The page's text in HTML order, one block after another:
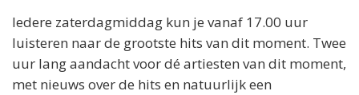
Iedere zaterdagmiddag kun je vanaf 17.00 uur
luisteren naar de grootste hits van dit moment. Twee
uur lang aandacht voor dé artiesten van dit moment,
met nieuws over de hits en natuurlijk een